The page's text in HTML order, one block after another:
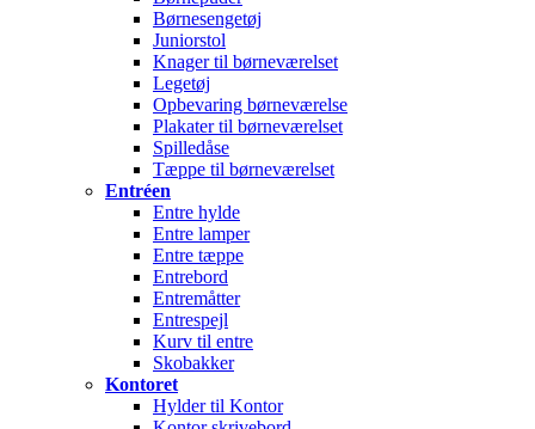
Børnesengetøj
Juniorstol
Knager til børneværelset
Legetøj
Opbevaring børneværelse
Plakater til børneværelset
Spilledåse
Tæppe til børneværelset
Entréen
Entre hylde
Entre lamper
Entre tæppe
Entrebord
Entremåtter
Entrespejl
Kurv til entre
Skobakker
Kontoret
Hylder til Kontor